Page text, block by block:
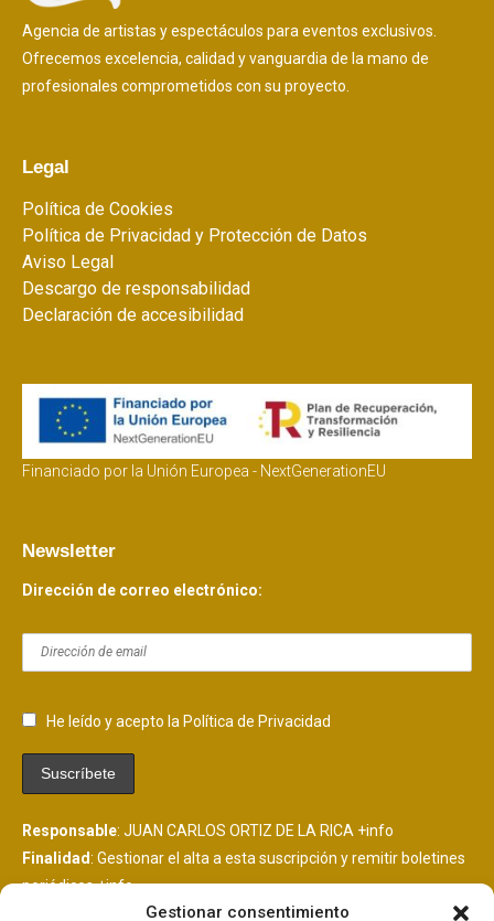
Gestionar consentimiento
Agencia de artistas y espectáculos para eventos exclusivos.
Ofrecemos excelencia, calidad y vanguardia de la mano de
profesionales comprometidos con su proyecto.
Legal
Política de Cookies
Política de Privacidad y Protección de Datos
Aviso Legal
Descargo de responsabilidad
Declaración de accesibilidad
Financiado por la Unión Europea - NextGenerationEU
Newsletter
Dirección de correo electrónico:
He leído y acepto la Política de Privacidad
Responsable: JUAN CARLOS ORTIZ DE LA RICA +info
Finalidad: Gestionar el alta a esta suscripción y remitir boletines
periódicos+info
: Consentimiento del interesado+info